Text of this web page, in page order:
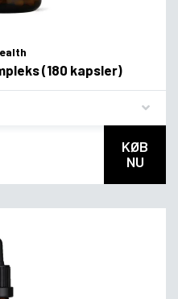
(180 kapsler)
KØB
NU